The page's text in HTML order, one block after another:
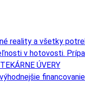
reality a všetky
v hotovosti.
ÚVERY